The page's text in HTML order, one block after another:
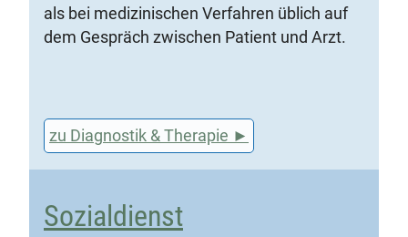
als bei medizinischen Verfahren üblich auf
dem Gespräch zwischen Patient und Arzt.
zu Diagnostik & Therapie
Sozialdienst